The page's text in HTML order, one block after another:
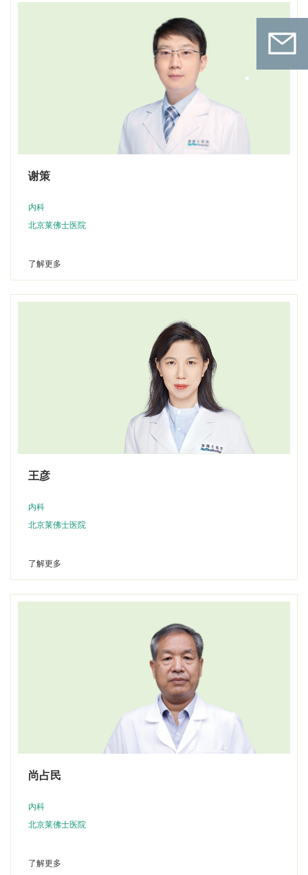
们
谢策
内科
北京莱佛士医院
了解更多
王彦
内科
北京莱佛士医院
了解更多
尚占民
内科
北京莱佛士医院
了解更多